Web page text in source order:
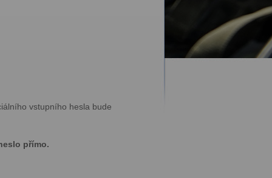
vstupního hesla bude
přímo.